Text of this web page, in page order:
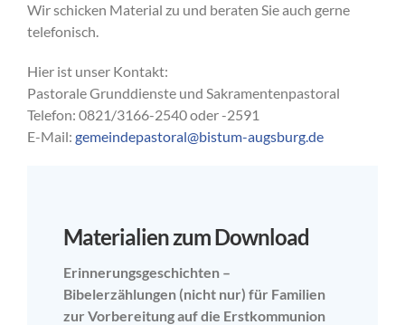
Wir schicken Material zu und beraten Sie auch gerne
telefonisch.
Hier ist unser Kontakt:
Pastorale Grunddienste und Sakramentenpastoral
Telefon: 0821/3166-2540 oder -2591
E-Mail: gemeindepastoral@bistum-augsburg.de
Materialien zum Download
Erinnerungsgeschichten –
Bibelerzählungen (nicht nur) für Familien
zur Vorbereitung auf die Erstkommunion